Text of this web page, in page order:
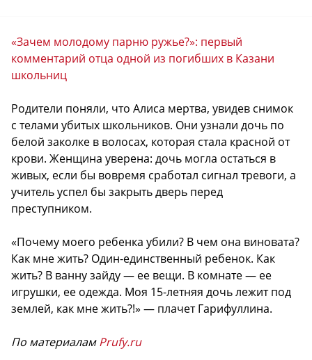
«Зачем молодому парню ружье?»: первый
комментарий отца одной из погибших в Казани
школьниц
Родители поняли, что Алиса мертва, увидев снимок
с телами убитых школьников. Они узнали дочь по
белой заколке в волосах, которая стала красной от
крови. Женщина уверена: дочь могла остаться в
живых, если бы вовремя сработал сигнал тревоги, а
учитель успел бы закрыть дверь перед
преступником.
«Почему моего ребенка убили? В чем она виновата?
Как мне жить? Один-единственный ребенок. Как
жить? В ванну зайду — ее вещи. В комнате — ее
игрушки, ее одежда. Моя 15-летняя дочь лежит под
землей, как мне жить?!» — плачет Гарифуллина.
По материаламPrufy.ru